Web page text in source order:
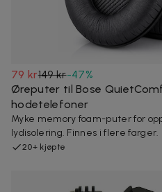
79 kr149 kr-47%
Øreputer til Bose
hodetelefoner
Myke memory foam-puter for
lydisolering. Finnes i flere farger.
20+ kjøpte